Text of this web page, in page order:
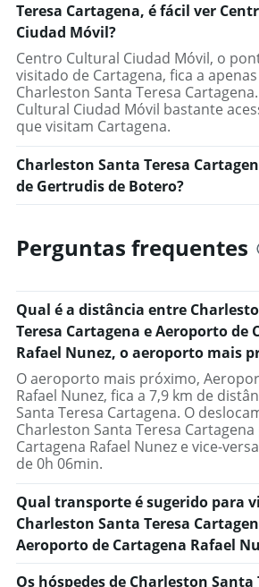
Teresa Cartagena, é fácil ver
Ciudad Móvil?
Centro Cultural Ciudad Móvil, o
visitado de Cartagena, fica a
Charleston Santa Teresa
Cultural Ciudad Móvil bastante
que visitam Cartagena.
Charleston Santa Teresa
de Gertrudis de Botero?
Perguntas frequentes
Qual é a distância entre
Teresa Cartagena e Aeroporto de
Rafael Nunez, o aeroporto mais
O aeroporto mais próximo,
Rafael Nunez, fica a 7,9 km de
Santa Teresa Cartagena. O
Charleston Santa Teresa
Cartagena Rafael Nunez e vice-
de 0h 06min.
Qual transporte é sugerido para
Charleston Santa Teresa
Aeroporto de Cartagena Rafael
Os hóspedes de Charleston Santa